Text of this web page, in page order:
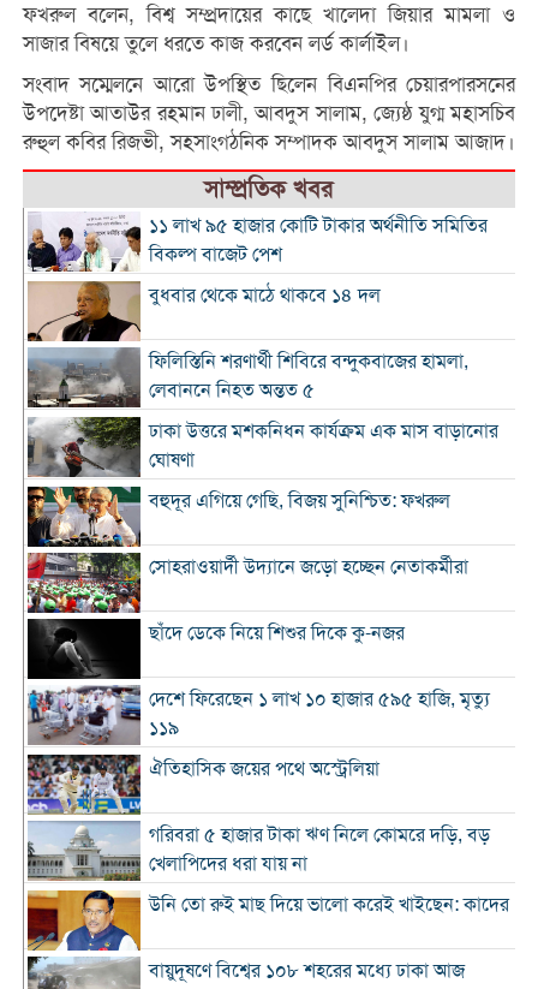
ফখরুল বলেন, বিশ্ব সম্প্রদায়ের কাছে খালেদা জিয়ার মামলা ও
সাজার বিষয়ে তুলে ধরতে কাজ করবেন লর্ড কার্লাইল।
সংবাদ সম্মেলনে আরো উপস্থিত ছিলেন বিএনপির চেয়ারপারসনের
উপদেষ্টা আতাউর রহমান ঢালী, আবদুস সালাম, জ্যেষ্ঠ যুগ্ম মহাসচিব
রুহুল কবির রিজভী, সহসাংগঠনিক সম্পাদক আবদুস সালাম আজাদ।
সাম্প্রতিক খবর
১১ লাখ ৯৫ হাজার কোটি টাকার অর্থনীতি সমিতির
বিকল্প বাজেট পেশ
বুধবার থেকে মাঠে থাকবে ১৪ দল
ফিলিস্তিনি শরণার্থী শিবিরে বন্দুকবাজের হামলা,
লেবাননে নিহত অন্তত ৫
ঢাকা উত্তরে মশকনিধন কার্যক্রম এক মাস বাড়ানোর
ঘোষণা
বহুদূর এগিয়ে গেছি, বিজয় সুনিশ্চিত: ফখরুল
সোহরাওয়ার্দী উদ্যানে জড়ো হচ্ছেন নেতাকর্মীরা
ছাঁদে ডেকে নিয়ে শিশুর দিকে কু-নজর
দেশে ফিরেছেন ১ লাখ ১০ হাজার ৫৯৫ হাজি, মৃত্যু
১১৯
ঐতিহাসিক জয়ের পথে অস্ট্রেলিয়া
গরিবরা ৫ হাজার টাকা ঋণ নিলে কোমরে দড়ি, বড়
খেলাপিদের ধরা যায় না
উনি তো রুই মাছ দিয়ে ভালো করেই খাইছেন: কাদের
বায়ুদূষণে বিশ্বের ১০৮ শহরের মধ্যে ঢাকা আজ